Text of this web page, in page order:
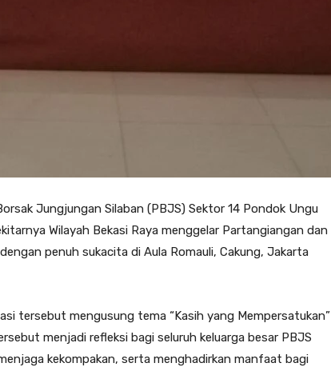
Jungjungan Silaban (PBJS) Sektor 14 Pondok Ungu
Wilayah Bekasi Raya menggelar Partangiangan dan
penuh sukacita di Aula Romauli, Cakung, Jakarta
tersebut mengusung tema “Kasih yang Mempersatukan”
menjadi refleksi bagi seluruh keluarga besar PBJS
kekompakan, serta menghadirkan manfaat bagi